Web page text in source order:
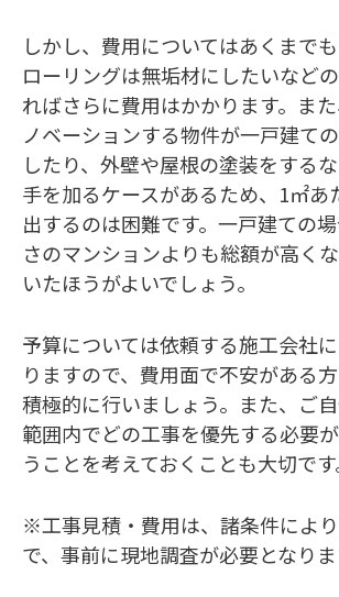
しかし、費用についてはあくまで
ローリングは無垢材にしたいなど
ればさらに費用はかかります。ま
ノベーションする物件が一戸建て
したり、外壁や屋根の塗装をする
手を加るケースがあるため、1㎡あ
出するのは困難です。一戸建ての
さのマンションよりも総額が高く
いたほうがよいでしょう。
予算については依頼する施工会社
りますので、費用面で不安がある
積極的に行いましょう。また、ご
範囲内でどの工事を優先する必要
うことを考えておくことも大切です
※工事見積・費用は、諸条件によ
で、事前に現地調査が必要となりま